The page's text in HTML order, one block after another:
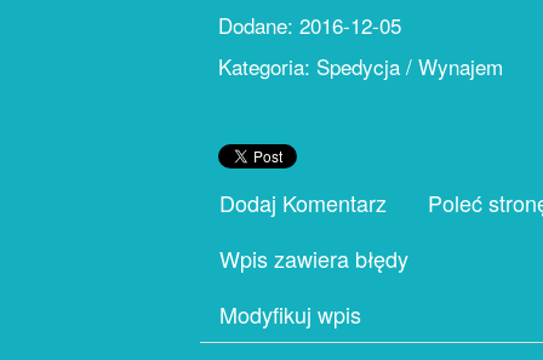
Dodane: 2016-12-05
Kategoria: Spedycja / Wynajem
Dodaj Komentarz
Poleć
Wpis zawiera błędy
Modyfikuj wpis